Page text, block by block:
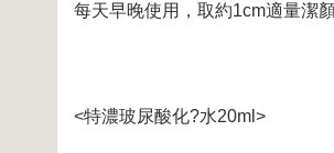
每天早晚使用，取約1cm適量潔
<特濃玻尿酸化?水20ml>